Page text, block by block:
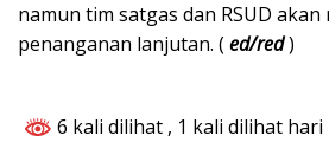
namun tim satgas dan RSUD
penanganan lanjutan. (ed/red)
6 kali dilihat , 1 kali dilihat hari